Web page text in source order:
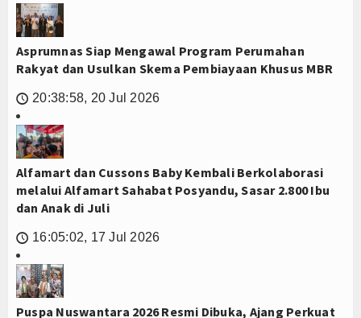
Asprumnas Siap Mengawal Program Perumahan
Rakyat dan Usulkan Skema Pembiayaan Khusus MBR
🕔 20:38:58, 20 Jul 2026
Alfamart dan Cussons Baby Kembali Berkolaborasi
melalui Alfamart Sahabat Posyandu, Sasar 2.800 Ibu
dan Anak di Juli
🕔 16:05:02, 17 Jul 2026
Puspa Nuswantara 2026 Resmi Dibuka, Ajang Perkuat